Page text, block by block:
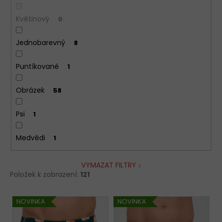
Květinový 0
Jednobarevný 8
Puntíkované 1
Obrázek 58
Psi 1
Medvědi 1
VYMAZAT FILTRY
Položek k zobrazení: 121
V
ý
NOVINKA NOVINKA